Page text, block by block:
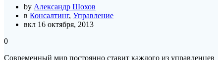
by Александр Шохов
в Консалтинг, Управление
вкл 16 октября, 2013
0
Современный мир постоянно ставит каждого из управленцев